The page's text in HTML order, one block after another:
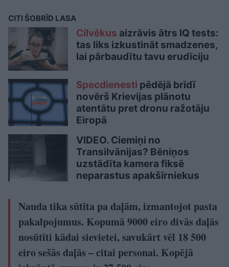
CITI ŠOBRĪD LASA
Cilvēkus aizrāvis ātrs IQ tests:
tas liks izkustināt smadzenes,
lai pārbaudītu tavu erudīciju
Specdienesti pēdējā brīdī
novērš Krievijas plānotu
atentātu pret dronu ražotāju
Eiropā
VIDEO. Ciemiņi no
Transilvānijas? Bēniņos
uzstādīta kamera fiksē
neparastus apakšīrniekus
Nauda tika sūtīta pa daļām, izmantojot pasta
pakalpojumus. Kopumā 9000 eiro divās daļās
nosūtīti kādai sievietei, savukārt vēl 18 500
eiro sešās daļās – citai personai. Kopējā